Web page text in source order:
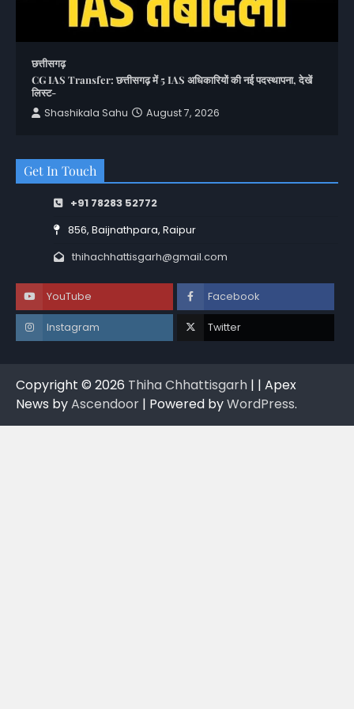
छत्तीसगढ़
CG IAS Transfer: छत्तीसगढ़ में 5 IAS अधिकारियों की नई पदस्थापना, देखें
लिस्ट-
Shashikala Sahu
August 7, 2026
Get In Touch
+91 78283 52772
856, Baijnathpara, Raipur
thihachhattisgarh@gmail.com
YouTube Facebook
Instagram Twitter
Copyright © 2026 Thiha Chhattisgarh | | Apex
News byAscendoor | Powered byWordPress.